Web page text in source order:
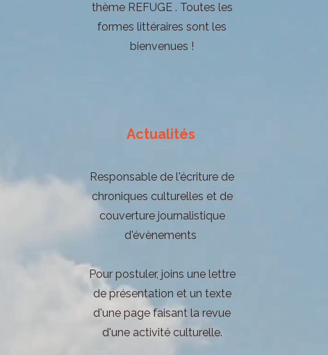
thème REFUGE . Toutes les
formes littéraires sont les
bienvenues !
Actualités
Responsable de l'écriture de
chroniques culturelles et de
couverture journalistique
d'évènements
Pour postuler, joins une lettre
de présentation et un texte
d'une page faisant la revue
d'une activité culturelle.